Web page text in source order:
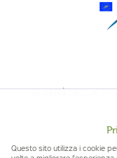
Questo sito utilizza i cookie